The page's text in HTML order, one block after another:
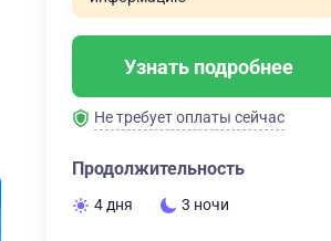
Узнать подробнее
Не требует оплаты сейчас
Продолжительность
4 дня 3 ночи